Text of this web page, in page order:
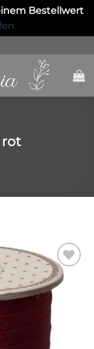
Bestellwert
rot
Auf die
Wunschliste